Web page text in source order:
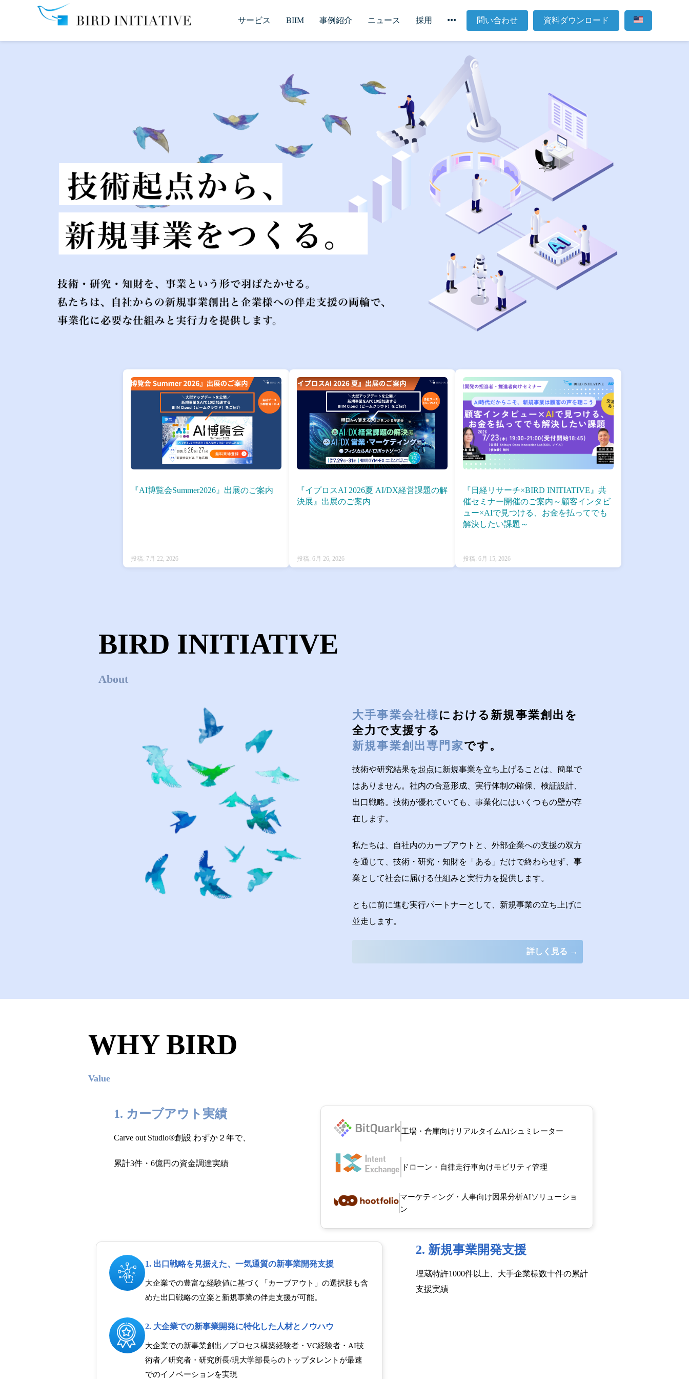
サービス BIIM 事例紹介 ニュース 採用 問い合わせ 資料ダウンロード
『AI博覧会Summer2026』出展のご案内
投稿: 7月 22, 2026
『イプロスAI 2026夏 AI/DX経営課題の解
決展』出展のご案内
投稿: 6月 26, 2026
『日経リサーチ×BIRD INITIATIVE』共
催セミナー開催のご案内～顧客インタビ
ュー×AIで見つける、お金を払ってでも
解決したい課題～
投稿: 6月 15, 2026
BIRD INITIATIVE
About
大手事業会社様における新規事業創出を
全力で支援する
新規事業創出専門家です。
技術や研究結果を起点に新規事業を立ち上げることは、簡単で
はありません。社内の合意形成、実行体制の確保、検証設計、
出口戦略。技術が優れていても、事業化にはいくつもの壁が存
在します。
私たちは、自社内のカーブアウトと、外部企業への支援の双方
を通じて、技術・研究・知財を「ある」だけで終わらせず、事
業として社会に届ける仕組みと実行力を提供します。
ともに前に進む実行パートナーとして、新規事業の立ち上げに
並走します。
詳しく見る →
WHY BIRD
Value
1. カーブアウト実績
Carve out Studio®創設 わずか２年で、
累計3件・6億円の資金調達実績
工場・倉庫向けリアルタイムAIシュミレーター
ドローン・自律走行車向けモビリティ管理
マーケティング・人事向け因果分析AIソリューショ
ン
1. 出口戦略を見据えた、一気通質の新事業開発支援
大企業での豊富な経験値に基づく「カーブアウト」の選択肢も含
めた出口戦略の立楽と新規事業の伴走支援が可能。
2. 大企業での新事業開発に特化した人材とノウハウ
大企業での新事業創出／プロセス構築経験者・VC経験者・AI技
術者／研究者・研究所長/現大学部長らのトップタレントが最速
でのイノベーションを実現
2. 新規事業開発支援
埋蔵特許1000件以上、大手企業様数十件の累計
支援実績